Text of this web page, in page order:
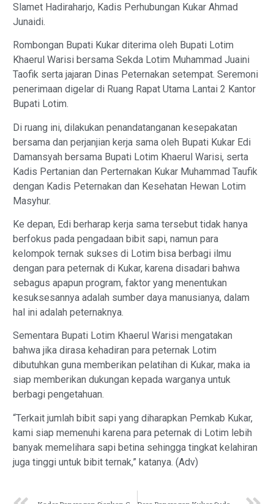
Slamet Hadiraharjo, Kadis Perhubungan Kukar Ahmad
Junaidi.
Rombongan Bupati Kukar diterima oleh Bupati Lotim
Khaerul Warisi bersama Sekda Lotim Muhammad Juaini
Taofik serta jajaran Dinas Peternakan setempat. Seremoni
penerimaan digelar di Ruang Rapat Utama Lantai 2 Kantor
Bupati Lotim.
Di ruang ini, dilakukan penandatanganan kesepakatan
bersama dan perjanjian kerja sama oleh Bupati Kukar Edi
Damansyah bersama Bupati Lotim Khaerul Warisi, serta
Kadis Pertanian dan Perternakan Kukar Muhammad Taufik
dengan Kadis Peternakan dan Kesehatan Hewan Lotim
Masyhur.
Ke depan, Edi berharap kerja sama tersebut tidak hanya
berfokus pada pengadaan bibit sapi, namun para
kelompok ternak sukses di Lotim bisa berbagi ilmu
dengan para peternak di Kukar, karena disadari bahwa
sebagus apapun program, faktor yang menentukan
kesuksesannya adalah sumber daya manusianya, dalam
hal ini adalah peternaknya.
Sementara Bupati Lotim Khaerul Warisi mengatakan
bahwa jika dirasa kehadiran para peternak Lotim
dibutuhkan guna memberikan pelatihan di Kukar, maka ia
siap memberikan dukungan kepada warganya untuk
berbagi pengetahuan.
“Terkait jumlah bibit sapi yang diharapkan Pemkab Kukar,
kami siap memenuhi karena para peternak di Lotim lebih
banyak memelihara sapi betina sehingga tingkat kelahiran
juga tinggi untuk bibit ternak,” katanya. (Adv)